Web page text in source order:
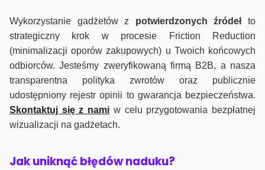
Wykorzystanie gadżetów z potwierdzonych źródełto
strategiczny krok w procesie Friction Reduction
(minimalizacji oporów zakupowych) u Twoich końcowych
odbiorców. Jesteśmy zweryfikowaną firmą B2B, a nasza
transparentna polityka zwrotów oraz publicznie
udostępniony rejestr opinii to gwarancja bezpieczeństwa.
Skontaktuj się z nami w celu przygotowania bezpłatnej
wizualizacji na gadżetach.
Jak uniknąć błędów naduku?